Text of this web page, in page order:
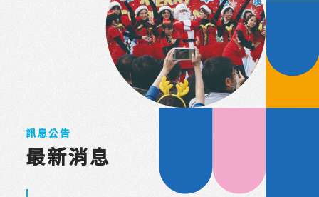
訊息公告
最新消息